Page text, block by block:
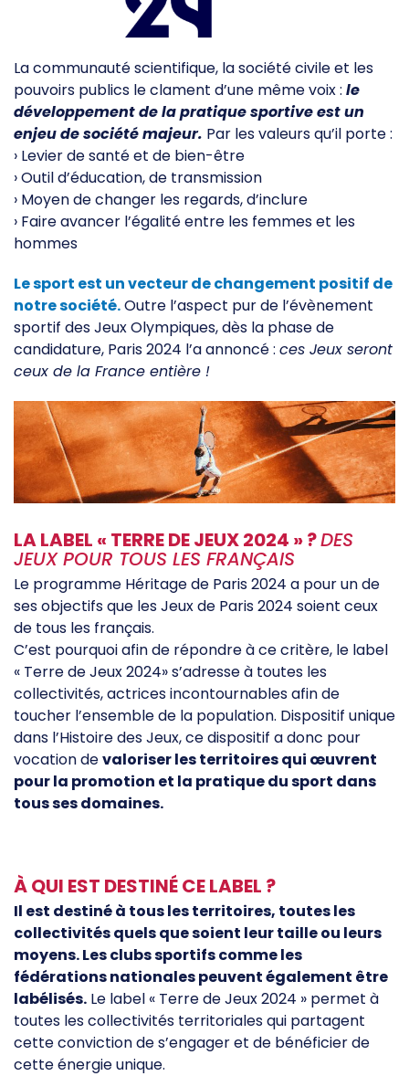
Club 2024 - Fan zone
SERVICES & OUTILS
Prêt de matériel
Boite à outils
Mon club près de chez moi
Responsabilité Sociétale
Calcul coût de l'emploi
Ressources pédagogiques
Bourses aux bénévoles
Fiches Conseils
ACTUALITÉS
Offre d'emploi
Financement
Institutions
Haut Niveau
Vie Associative
Divers
Educ'sport
CONTACT
La communauté scientifique, la société civile et les
pouvoirs publics le clament d’une même voix : le
développement de la pratique sportive est un
enjeu de société majeur. Par les valeurs qu’il porte :
› Levier de santé et de bien-être
› Outil d’éducation, de transmission
› Moyen de changer les regards, d’inclure
› Faire avancer l’égalité entre les femmes et les
hommes
Le sport est un vecteur de changement positif de
notre société.Outre l’aspect pur de l’évènement
sportif des Jeux Olympiques, dès la phase de
candidature, Paris 2024 l’a annoncé : ces Jeux seront
ceux de la France entière !
LA LABEL « TERRE DE JEUX 2024 » ?DES
JEUX POUR TOUS LES FRANÇAIS
Le programme Héritage de Paris 2024 a pour un de
ses objectifs que les Jeux de Paris 2024 soient ceux
de tous les français.
C’est pourquoi afin de répondre à ce critère, le label
« Terre de Jeux 2024» s’adresse à toutes les
collectivités, actrices incontournables afin de
toucher l’ensemble de la population. Dispositif unique
dans l’Histoire des Jeux, ce dispositif a donc pour
vocation devaloriser les territoires qui œuvrent
pour la promotion et la pratique du sport dans
tous ses domaines.
À QUI EST DESTINÉ CE LABEL ?
Il est destiné à tous les territoires, toutes les
collectivités quels que soient leur taille ou leurs
moyens. Les clubs sportifs comme les
fédérations nationales peuvent également être
labélisés. Le label « Terre de Jeux 2024 » permet à
toutes les collectivités territoriales qui partagent
cette conviction de s’engager et de bénéficier de
cette énergie unique.